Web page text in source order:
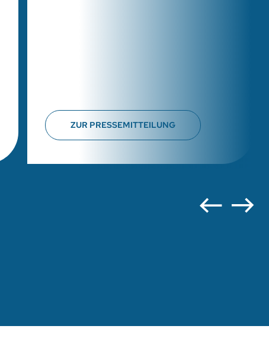
ZUR PRESSEMITTEILUNG